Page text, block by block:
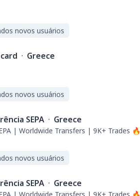
novos usuários
· Greece
novos usuários
SEPA · Greece
| Worldwide Transfers | 9K+ Trades 🔥
novos usuários
SEPA · Greece